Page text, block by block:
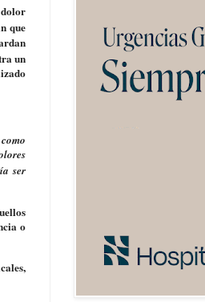
dolor
que
un
ser
o